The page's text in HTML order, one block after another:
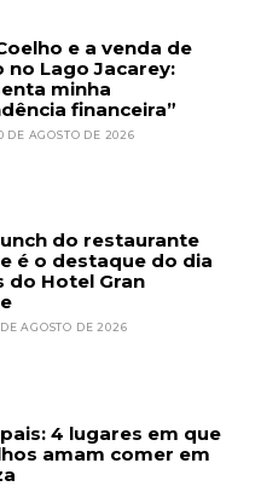
e a venda de
no Lago Jacarey:
minha
financeira”
DE AGOSTO DE 2026
do restaurante
é o destaque do dia
do Hotel Gran
AGOSTO DE 2026
4 lugares em que
amam comer em